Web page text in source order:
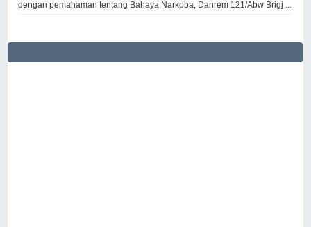
dengan pemahaman tentang Bahaya Narkoba, Danrem 121/Abw Brigj ...